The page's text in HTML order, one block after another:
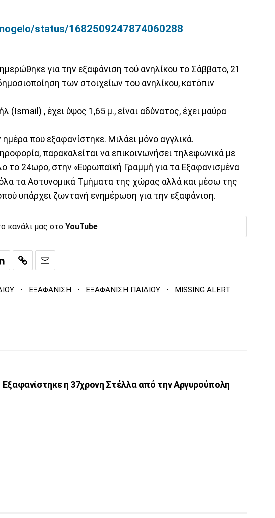
status/1682509247874060288
για την εξαφάνιση τού ανηλίκου το Σάββατο, 21
των στοιχείων του ανηλίκου, κατόπιν
(Ismail) , έχει ύψος 1,65 μ., είναι αδύνατος, έχει μαύρα
που εξαφανίστηκε. Μιλάει μόνο αγγλικά.
παρακαλείται να επικοινωνήσει τηλεφωνικά με
το 24ωρο, στην «Ευρωπαϊκή Γραμμή για τα Εξαφανισμένα
τα Αστυνομικά Τμήματα της χώρας αλλά και μέσω της
υπάρχει ζωντανή ενημέρωση για την εξαφάνιση.
κανάλι μας στο YouTube
· ΕΞΑΦΑΝΙΣΗ · ΕΞΑΦΑΝΙΣΗ ΠΑΙΔΙΟΥ · MISSING ALERT
η 37χρονη Στέλλα από την Αργυρούπολη